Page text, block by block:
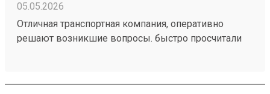
05.05.2026
Отличная транспортная компания, оперативно
решают возникшие вопросы. быстро просчитали
дешевле.